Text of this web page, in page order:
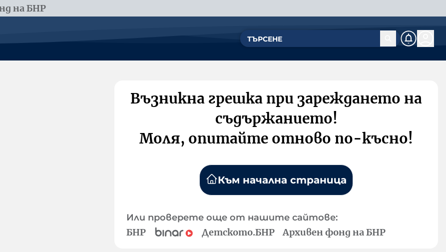
на БНР
Възникна грешка при зареждането на
съдържанието!
Моля, опитайте отново по-късно!
Към начална страница
Или проверете още от нашите сайтове:
БНР Детското.БНР Архивен фонд на БНР